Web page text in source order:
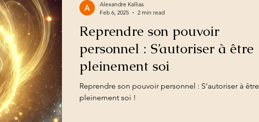
Reprendre son pouvoir
personnel : S’autoriser à être
pleinement soi
Reprendre son pouvoir personnel : S'autoriser à être
pleinement soi !
Alexandre Kallias
Feb 6, 2025
2 min read